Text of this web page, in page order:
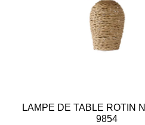
LAMPE DE TABLE ROTIN
9854